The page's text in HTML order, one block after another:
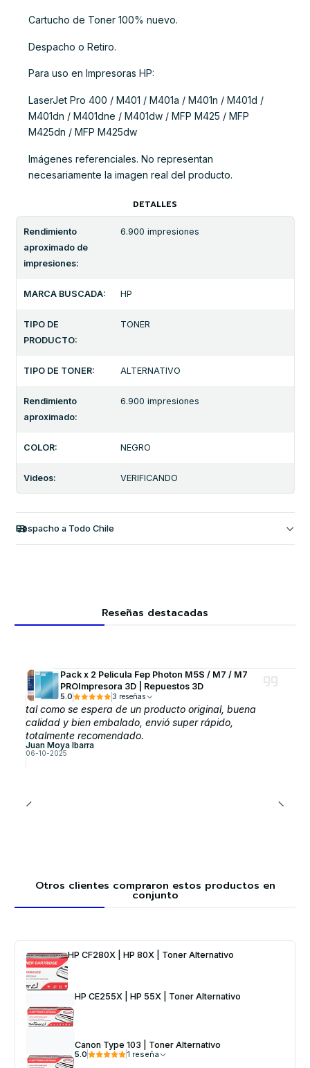
Cartucho de Toner 100% nuevo.
Despacho o Retiro.
Para uso en Impresoras HP:
LaserJet Pro 400 / M401 / M401a / M401n / M401d /
M401dn / M401dne / M401dw / MFP M425 / MFP
M425dn / MFP M425dw
Imágenes referenciales. No representan
necesariamente la imagen real del producto.
DETALLES
Rendimiento
aproximado de
impresiones:
6.900 impresiones
MARCA BUSCADA: HP
TIPO DE
PRODUCTO:
TONER
TIPO DE TONER: ALTERNATIVO
Rendimiento
aproximado:
6.900 impresiones
COLOR: NEGRO
Videos: VERIFICANDO
Despacho a Todo Chile
Reseñas destacadas
Pack x 2 Pelicula Fep Photon M5S / M7 / M7
PROImpresora 3D | Repuestos 3D
5.0 3 reseñas
tal como se espera de un producto original, buena
calidad y bien embalado, envió super rápido,
totalmente recomendado.
Juan Moya Ibarra
06-10-2025
Otros clientes compraron estos productos en
conjunto
HP CF280X | HP 80X | Toner Alternativo
HP CE255X | HP 55X | Toner Alternativo
Canon Type 103 | Toner Alternativo
5.0 1 reseña